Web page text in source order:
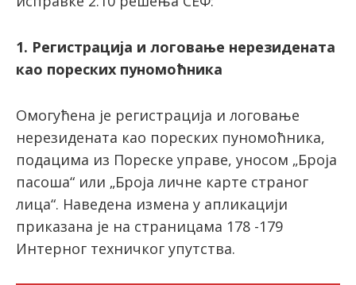
1. Регистрација и логовање нерезидената
као пореских пуномоћника
Омогућена је регистрација и логовање
нерезидената као пореских пуномоћника,
подацима из Пореске управе, уносом „Броја
пасоша“ или „Броја личне карте страног
лица“. Наведена измена у апликацији
приказана је на страницама 178 -179
Интерног техничког упутства.